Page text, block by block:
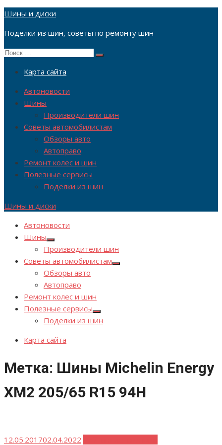
Перейти
содержимому
Шины и диски
Поделки из шин, советы по ремонту шин
Поиск
Поиск
Карта сайта
Автоновости
Шины
Производители шин
Советы автомобилистам
Обзоры авто
Автоправо
Ремонт колес и шин
Полезные сервисы
Поделки из шин
Шины и диски
Автоновости
Шины
Показывать
подменю
Производители шин
Советы автомобилистам
Показывать
Обзоры авто
Автоправо
Ремонт колес и шин
Полезные сервисы
Показывать
подменю
Поделки из шин
Карта сайта
Метка: Шины Michelin Energy
XM2 205/65 R15 94H
Опубликовано
12.05.201702.04.2022